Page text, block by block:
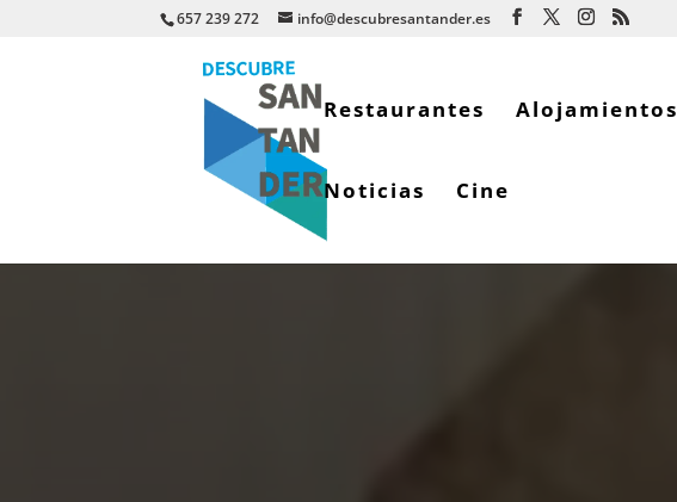
657 239 272 info@descubresantander.es
Restaurantes Alojamientos
Noticias Cine